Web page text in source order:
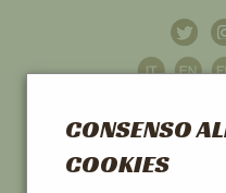
CONSENSO
COOKIES